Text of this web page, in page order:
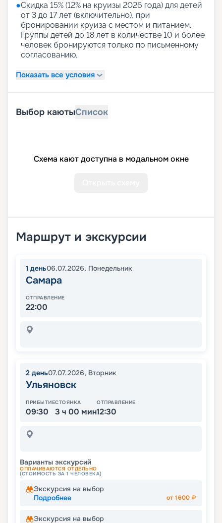
●Скидка 15% (12% на круизы 2026 года) для детей
от 3 до 17 лет (включительно), при
бронировании круиза с местом и питанием.
Группы детей до 18 лет в количестве 10 и более
человек бронируются только по письменному
согласованию.
Показать все условия
Выбор каютыСписок
Схема кают доступна в модальном окне
Маршрут и экскурсии
1 день06.07.2026, Понедельник
Самара
ОТПРАВЛЕНИЕ
22:00
2 день07.07.2026, Вторник
Ульяновск
ПРИБЫТИЕ
09:30
СТОЯНКА
3 ч 00 мин
ОТПРАВЛЕНИЕ
12:30
Варианты экскурсий
ОПЛАЧИВАЮТСЯ ОТДЕЛЬНО
(СТОИМОСТЬ ЗА 1 ЧЕЛОВЕКА)
Экскурсия на выбор
Подробнее
от1600 ₽
Экскурсия на выбор